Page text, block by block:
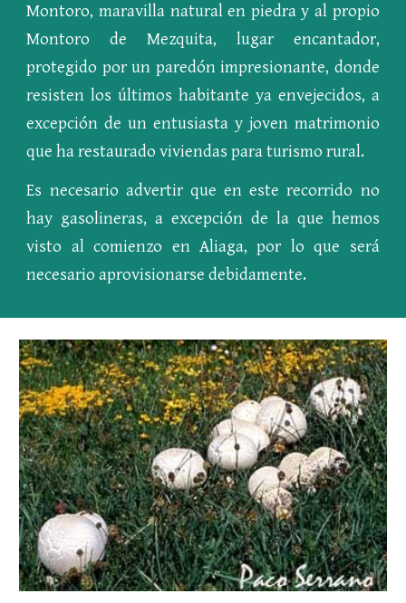
Montoro, maravilla natural en piedra y al propio
Montoro de Mezquita, lugar encantador,
protegido por un paredón impresionante, donde
resisten los últimos habitante ya envejecidos, a
excepción de un entusiasta y joven matrimonio
que ha restaurado viviendas para turismo rural.
Es necesario advertir que en este recorrido no
hay gasolineras, a excepción de la que hemos
visto al comienzo en Aliaga, por lo que será
necesario aprovisionarse debidamente.